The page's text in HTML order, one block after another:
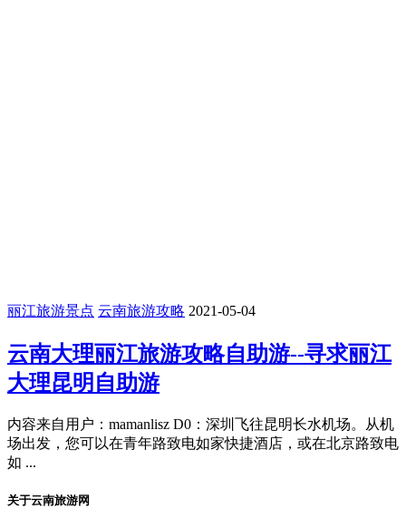
丽江旅游景点 云南旅游攻略 2021-05-04
云南大理丽江旅游攻略自助游--寻求丽江
大理昆明自助游
内容来自用户：mamanlisz D0：深圳飞往昆明长水机场。从机
场出发，您可以在青年路致电如家快捷酒店，或在北京路致电
如 ...
关于云南旅游网